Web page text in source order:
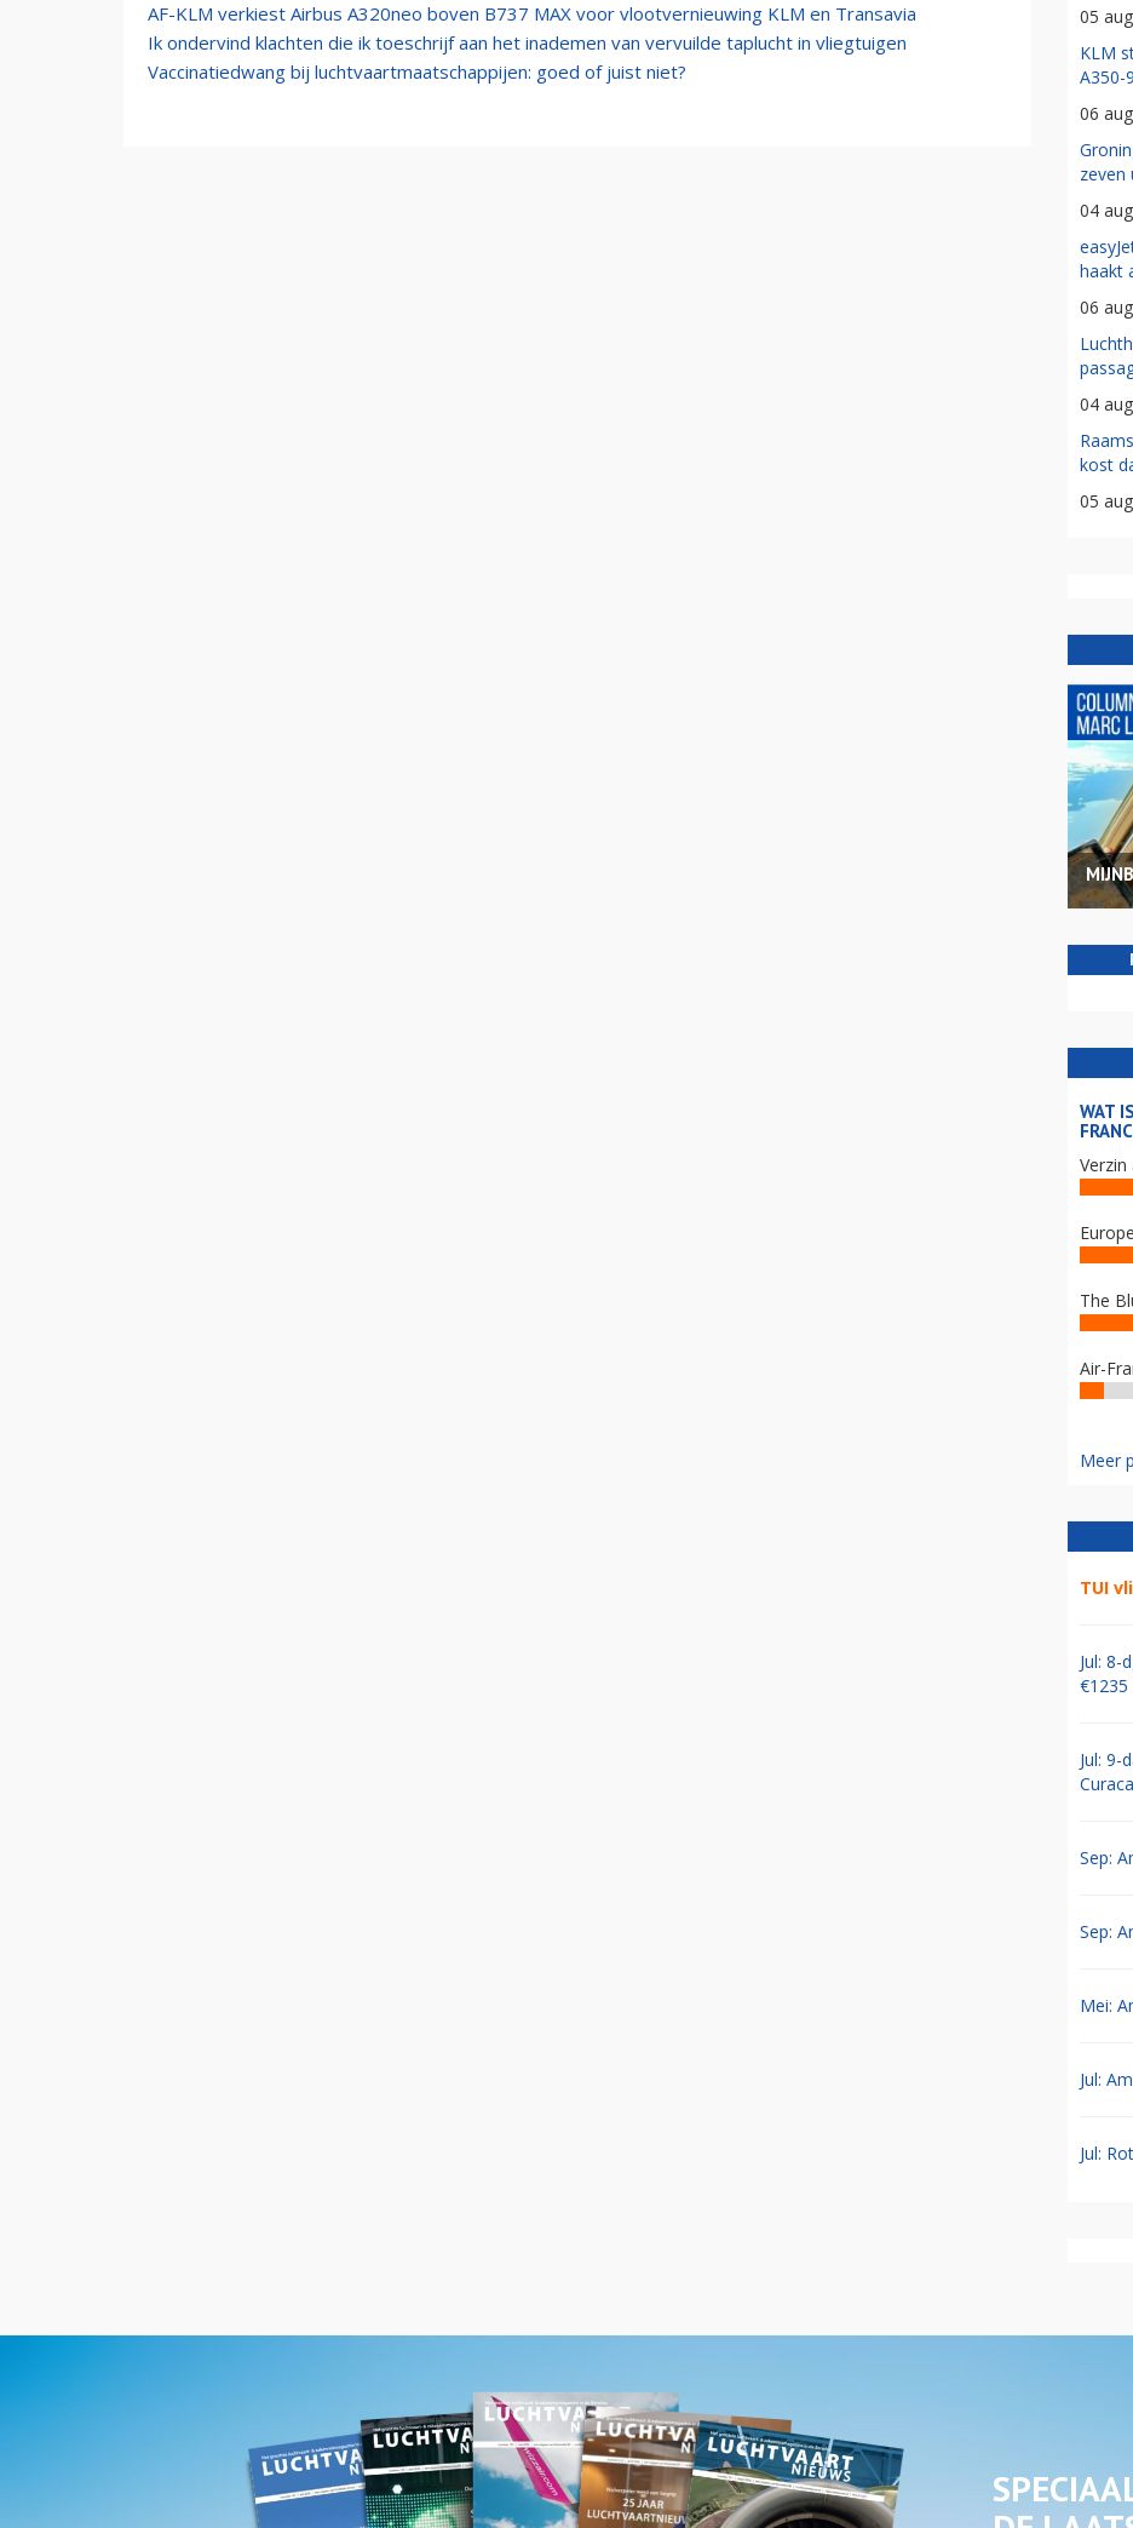
AF-KLM verkiest Airbus A320neo boven B737 MAX voor vlootvernieuwing KLM en Transavia
Ik ondervind klachten die ik toeschrijf aan het inademen van vervuilde taplucht in vliegtuigen
Vaccinatiedwang bij luchtvaartmaatschappijen: goed of juist niet?
05
KLM
A350-
06
zeven
04
haakt
06
04
kost
05
WAT
The
Air-
Meer
TUI
Jul: 8-
€1235
Jul: 9-
Sep:
Sep:
Mei:
Jul:
Jul: